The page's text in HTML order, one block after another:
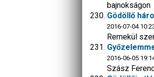
bajnokságon
Gödöllő
2016-07-04
Remekül
2016-06-05
Szász